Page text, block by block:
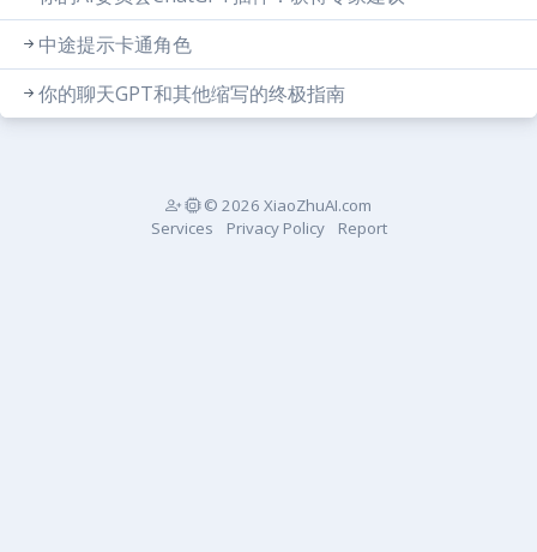
中途提示卡通角色
你的聊天GPT和其他缩写的终极指南
© 2026 XiaoZhuAI.com
Services
Privacy Policy Report